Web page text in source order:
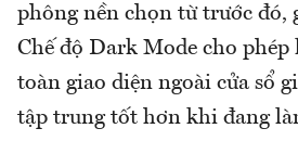
phông nền chọn từ trước đó,
Chế độ Dark Mode cho
toàn giao diện ngoài cửa sổ
tập trung tốt hơn khi đang